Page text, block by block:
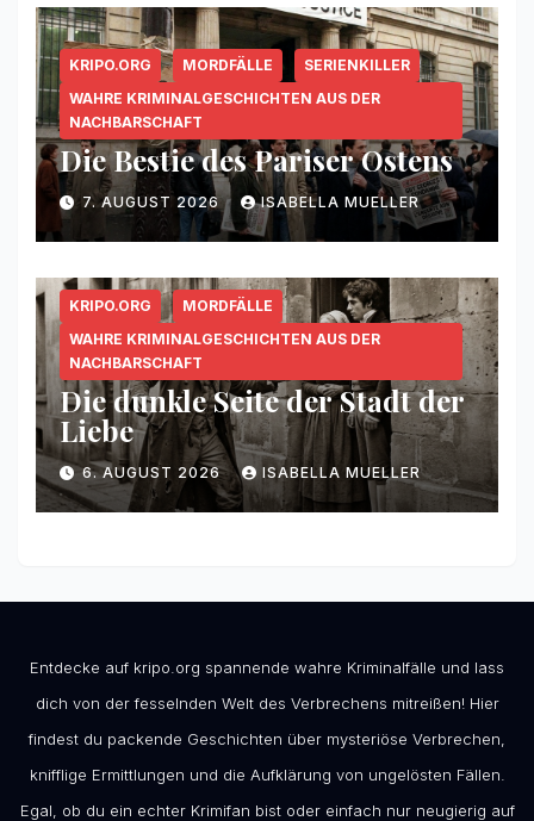
KRIPO.ORG MORDFÄLLE
SERIENKILLER
WAHRE KRIMINALGESCHICHTEN AUS DER
NACHBARSCHAFT
Die Bestie des Pariser Ostens
7. AUGUST 2026 ISABELLA MUELLER
KRIPO.ORG
MORDFÄLLE
WAHRE KRIMINALGESCHICHTEN AUS DER
NACHBARSCHAFT
Die dunkle Seite der Stadt der
Liebe
6. AUGUST 2026 ISABELLA MUELLER
Entdecke auf kripo.org spannende wahre Kriminalfälle und lass
dich von der fesselnden Welt des Verbrechens mitreißen! Hier
findest du packende Geschichten über mysteriöse Verbrechen,
knifflige Ermittlungen und die Aufklärung von ungelösten Fällen.
Egal, ob du ein echter Krimifan bist oder einfach nur neugierig auf